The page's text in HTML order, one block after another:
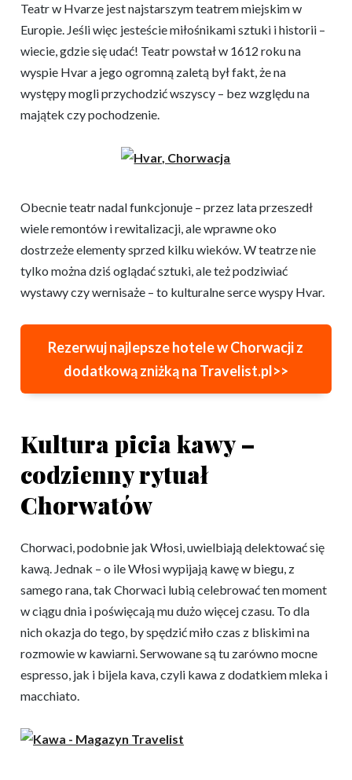
Teatr w Hvarze jest najstarszym teatrem miejskim w
Europie. Jeśli więc jesteście miłośnikami sztuki i historii –
wiecie, gdzie się udać! Teatr powstał w 1612 roku na
wyspie Hvar a jego ogromną zaletą był fakt, że na
występy mogli przychodzić wszyscy – bez względu na
majątek czy pochodzenie.
Obecnie teatr nadal funkcjonuje – przez lata przeszedł
wiele remontów i rewitalizacji, ale wprawne oko
dostrzeże elementy sprzed kilku wieków. W teatrze nie
tylko można dziś oglądać sztuki, ale też podziwiać
wystawy czy wernisaże – to kulturalne serce wyspy Hvar.
Rezerwuj najlepsze hotele w Chorwacji z
dodatkową zniżką na Travelist.pl>>
Kultura picia kawy –
codzienny rytuał
Chorwatów
Chorwaci, podobnie jak Włosi, uwielbiają delektować się
kawą. Jednak – o ile Włosi wypijają kawę w biegu, z
samego rana, tak Chorwaci lubią celebrować ten moment
w ciągu dnia i poświęcają mu dużo więcej czasu. To dla
nich okazja do tego, by spędzić miło czas z bliskimi na
rozmowie w kawiarni. Serwowane są tu zarówno mocne
espresso, jak i bijela kava, czyli kawa z dodatkiem mleka i
macchiato.